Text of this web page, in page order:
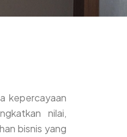
kepercayaan
nilai,
bisnis yang